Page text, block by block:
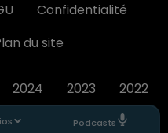
Podcasts
Confidentialité
du site
2024 2023 2022